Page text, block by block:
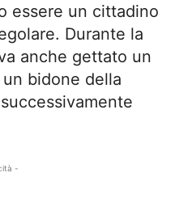
essere un cittadino
Durante la
anche gettato un
bidone della
-